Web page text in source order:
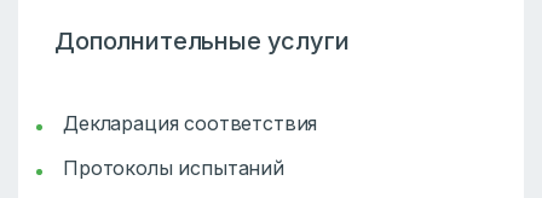
Дополнительные услуги
Декларация соответствия
Протоколы испытаний